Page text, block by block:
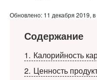
Обновлено: 11 декабря 2019, в
Содержание
1
Калорийность
2 Ценность